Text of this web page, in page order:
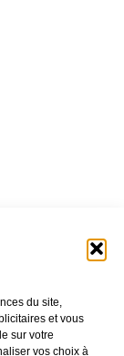
du site,
et vous
sur votre
vos choix à